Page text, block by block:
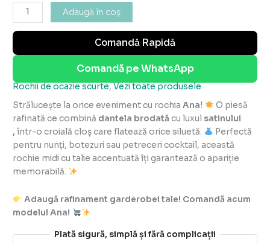
Adaugă în coș
Comandă Rapidă
Comandă pe WhatsApp
Rochii de ocazie scurte,Vezi toate produsele
Strălucește la orice eveniment cu rochiaAna!
O piesă
rafinată ce combină dantela brodată cu luxul satinului
, într-o croială cloș care flatează orice siluetă.
Perfectă
pentru nunți, botezuri sau petreceri cocktail, această
rochie midi cu talie accentuată îți garantează o apariție
memorabilă.
Adaugă rafinament garderobei tale! Comandă acum
modelul Ana!
Plată sigură, simplă și fără complicații